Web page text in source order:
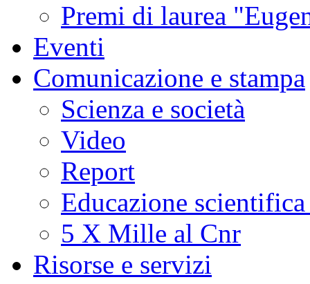
Premi di laurea
Eventi
Comunicazione e stampa
Scienza e società
Video
Report
Educazione
5 X Mille al Cnr
Risorse e servizi